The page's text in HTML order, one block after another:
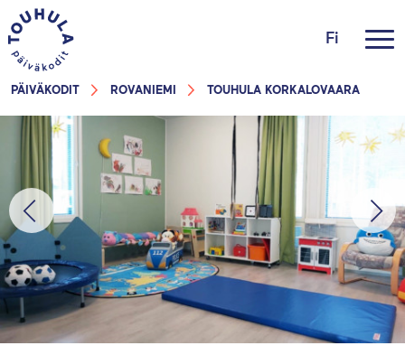
Fi
PÄIVÄKODIT ROVANIEMI TOUHULA KORKALOVAARA